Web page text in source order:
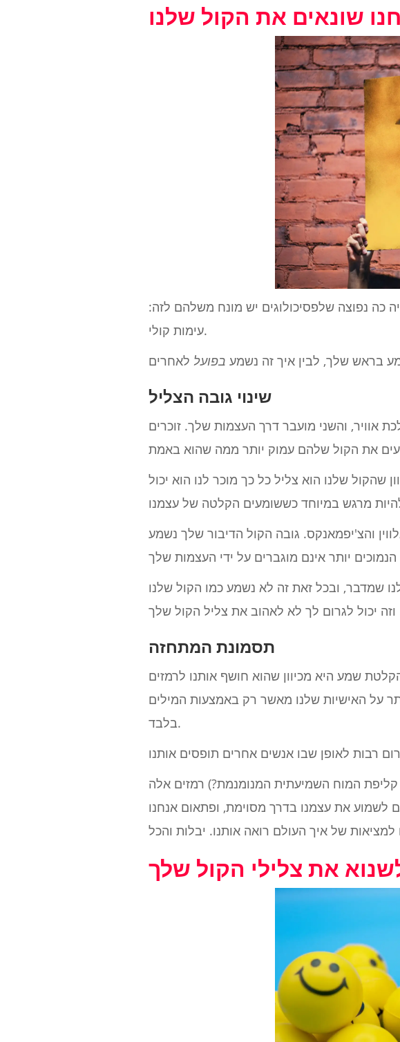
כה נפוצה שלפסיכולוגים יש מונח משלהם לזה:
עימות קולי.
בראש שלך, לבין איך זה נשמע בפועל
שינוי גובה הצליל
אוויר, והשני מועבר דרך העצמות שלך. זוכרים
שהקול שלנו הוא צליל כל כך מוכר לנו הוא יכול
והצ'יפמאנקס. גובה הקול הדיבור שלך נשמע
שמדבר, ובכל זאת זה לא נשמע כמו הקול שלנו
תסמונת המתחזה
שמע היא מכיוון שהוא חושף אותנו לרמזים
על האישיות שלנו מאשר רק באמצעות המילים
בלבד.
קליפת המוח השמיעתית המנומנמת?) רמזים אלה
לשמוע את עצמנו בדרך מסוימת, ופתאום אנחנו
את צלילי הקול שלך